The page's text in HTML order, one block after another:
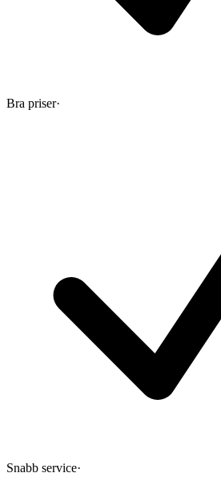
Bra priser·
Snabb service·